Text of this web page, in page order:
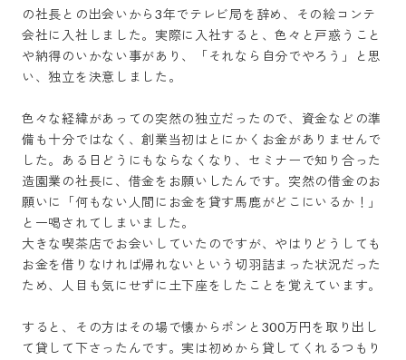
の社長との出会いから3年でテレビ局を辞め、その絵コンテ
会社に入社しました。実際に入社すると、色々と戸惑うこと
や納得のいかない事があり、「それなら自分でやろう」と思
い、独立を決意しました。
色々な経緯があっての突然の独立だったので、資金などの準
備も十分ではなく、創業当初はとにかくお金がありませんで
した。ある日どうにもならなくなり、セミナーで知り合った
造園業の社長に、借金をお願いしたんです。突然の借金のお
願いに「何もない人間にお金を貸す馬鹿がどこにいるか！」
と一喝されてしまいました。
大きな喫茶店でお会いしていたのですが、やはりどうしても
お金を借りなければ帰れないという切羽詰まった状況だった
ため、人目も気にせずに土下座をしたことを覚えています。
すると、その方はその場で懐からポンと300万円を取り出し
て貸して下さったんです。実は初めから貸してくれるつもり